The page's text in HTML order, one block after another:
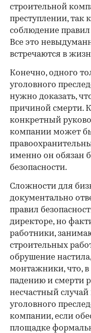
строительной
преступлении, так
соблюдение правил
Все это
встречаются в
Конечно, одного
уголовного
нужно доказать,
причиной смерти.
конкретный
компании может
именно он обязан
безопасности.
Сложности для
документально
правил
директоре, но
работники,
строительных
обрушение
монтажники, что, в
падению и смерти
несчастный
уголовного
компании, если
площадке